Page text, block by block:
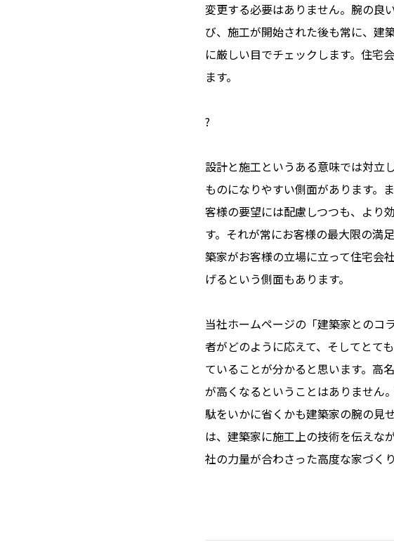
変更する必要はありません。腕の良
び、施工が開始された後も常に、建
に厳しい目でチェックします。住宅
ます。
?
設計と施工というある意味では対立
ものになりやすい側面があります。
客様の要望には配慮しつつも、より
す。それが常にお客様の最大限の満
築家がお客様の立場に立って住宅会
げるという側面もあります。
当社ホームページの「建築家とのコ
者がどのように応えて、そしてとて
ていることが分かると思います。高
が高くなるということはありません
駄をいかに省くかも建築家の腕の見
は、建築家に施工上の技術を伝えな
社の力量が合わさった高度な家づく